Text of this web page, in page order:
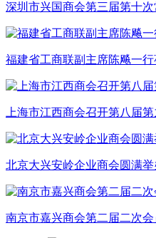
深圳市兴国商会第三届第十
福建省工商联副主席陈飚一
上海市江西商会召开第八届
北京大兴安岭企业商会圆满
南京市嘉兴商会第二届二次